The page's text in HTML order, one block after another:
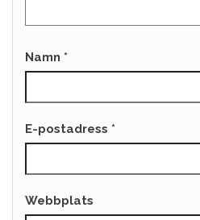
Namn *
E-postadress *
Webbplats